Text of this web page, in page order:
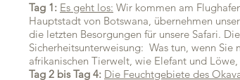
Tag 1: Es geht los: Wir kommen am
Hauptstadt von Botswana, übernehmen
die letzten Besorgungen für unsere Safari.
Sicherheitsunterweisung: Was tun, wenn Sie
afrikanischen Tierwelt, wie Elefant und
Tag 2 bis Tag 4: Die Feuchtgebiete des